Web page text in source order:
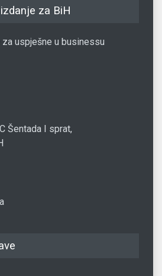
za BiH
uspješne u businessu
Šentada I sprat,